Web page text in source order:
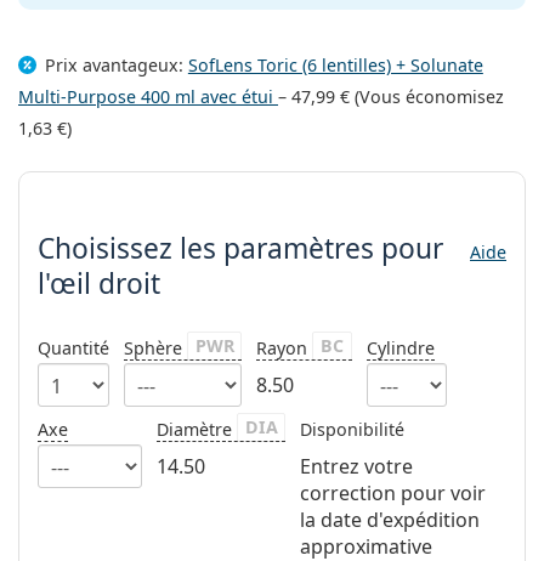
Persol
Prada
Toutes les marques
Prix avantageux: SofLens Toric (6 lentilles) + Solunate
Multi-Purpose 400 ml avec étui – 47,99 € (Vous économisez
1,63 €)
Choisissez les paramètres
Choisissez les paramètres pour
l'œil droit
Aide
Quantité Sphère PWR Rayon BC
8.50
Cylindre
Axe Diamètre DIA
14.50
Disponibilité
Entrez votre
correction pour voir
la date d'expédition
approximative